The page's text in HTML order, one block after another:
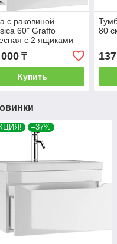
с раковиной
60" Graffo
с 2 ящиками
₸
Купить
80
–37%